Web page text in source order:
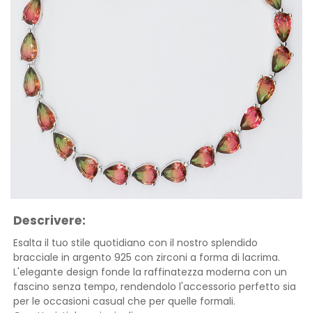
Descrivere:
Esalta il tuo stile quotidiano con il nostro splendido
bracciale in argento 925 con zirconi a forma di lacrima.
L'elegante design fonde la raffinatezza moderna con un
fascino senza tempo, rendendolo l'accessorio perfetto sia
per le occasioni casual che per quelle formali.